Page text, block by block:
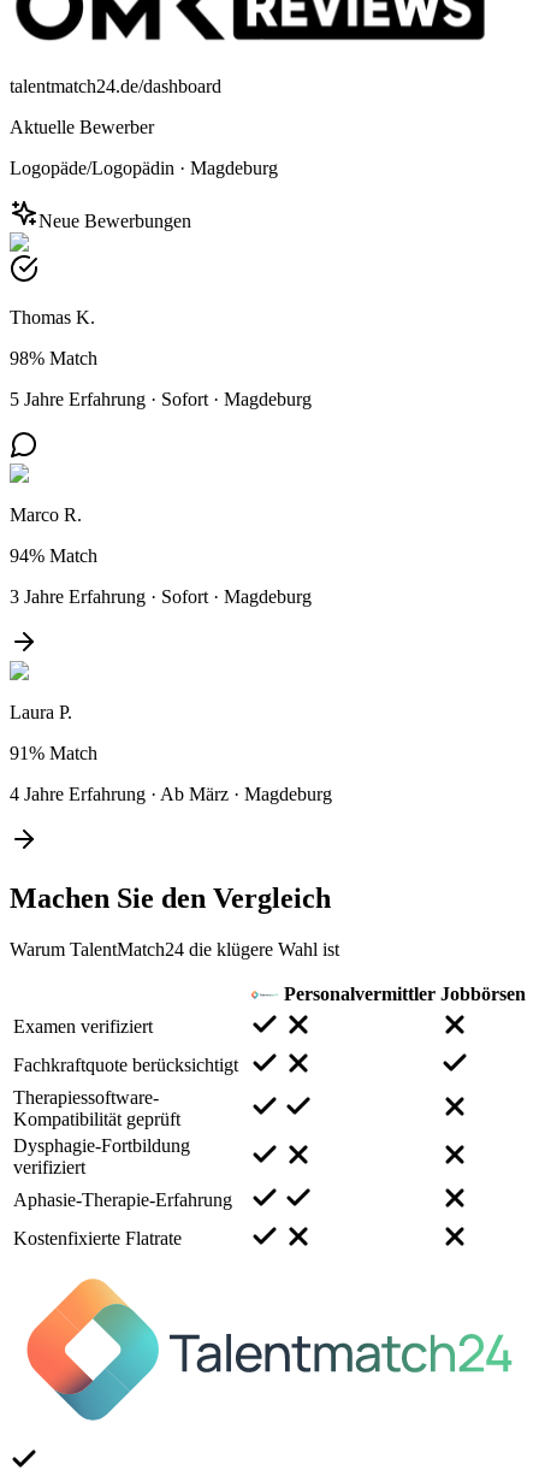
talentmatch24.de/dashboard
Aktuelle Bewerber
Logopäde/Logopädin · Magdeburg
Neue Bewerbungen
Thomas K.
98% Match
5 Jahre Erfahrung · Sofort · Magdeburg
Marco R.
94% Match
3 Jahre Erfahrung · Sofort · Magdeburg
Laura P.
91% Match
4 Jahre Erfahrung · Ab März · Magdeburg
Machen Sie den Vergleich
Warum TalentMatch24 die klügere Wahl ist
Personalvermittler Jobbörsen
Examen verifiziert
Fachkraftquote berücksichtigt
Therapiessoftware-
Kompatibilität geprüft
Dysphagie-Fortbildung
verifiziert
Aphasie-Therapie-Erfahrung
Kostenfixierte Flatrate